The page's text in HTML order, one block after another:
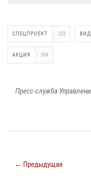
СПЕЦПРОЕКТ 223
АКЦИЯ 334
Пресс-служба
← Предыдущая